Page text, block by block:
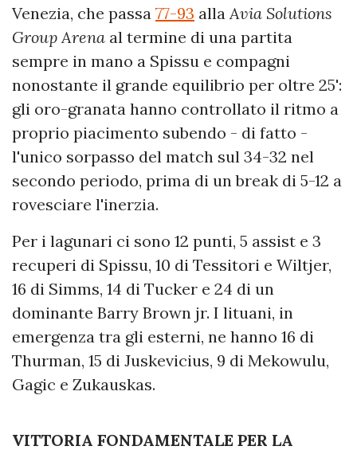
Venezia, che passa 77-93 alla Avia Solutions
Group Arena al termine di una partita
sempre in mano a Spissu e compagni
nonostante il grande equilibrio per oltre 25':
gli oro-granata hanno controllato il ritmo a
proprio piacimento subendo - di fatto -
l'unico sorpasso del match sul 34-32 nel
secondo periodo, prima di un break di 5-12 a
rovesciare l'inerzia.
Per i lagunari ci sono 12 punti, 5 assist e 3
recuperi di Spissu, 10 di Tessitori e Wiltjer,
16 di Simms, 14 di Tucker e 24 di un
dominante Barry Brown jr. I lituani, in
emergenza tra gli esterni, ne hanno 16 di
Thurman, 15 di Juskevicius, 9 di Mekowulu,
Gagic e Zukauskas.
VITTORIA FONDAMENTALE PER LA